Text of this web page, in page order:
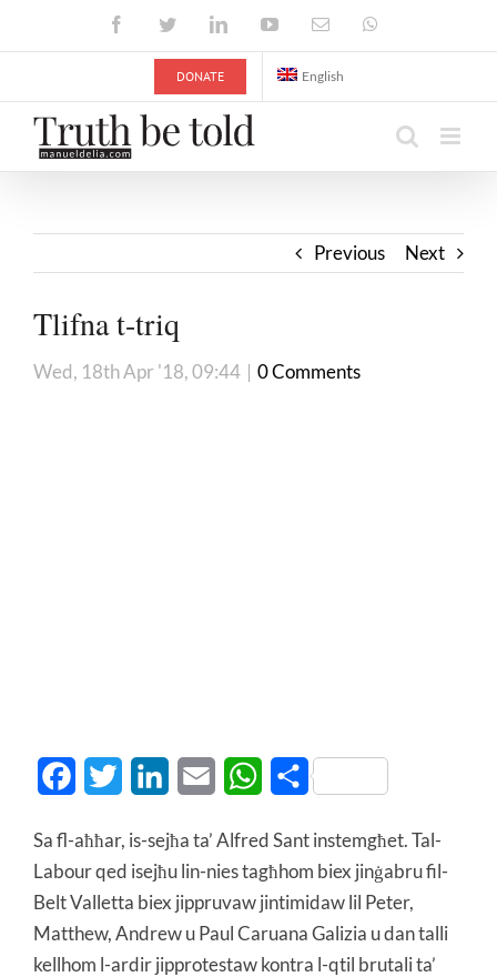
FacebookTwitterLinkedInYouTubeEmail
DONATE English
Previous Next
Tlifna t-triq
Wed, 18th Apr '18, 09:44 | 0 Comments
FacebookTwitter LinkedInEmail WhatsApp
Share
Sa fl-aħħar, is-sejħa ta’ Alfred Sant instemgħet. Tal-
Labour qed isejħu lin-nies tagħhom biex jinġabru fil-
Belt Valletta biex jippruvaw jintimidaw lil Peter,
Matthew, Andrew u Paul Caruana Galizia u dan talli
kellhom l-ardir jipprotestaw kontra l-qtil brutali ta’